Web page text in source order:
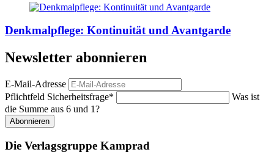
Denkmalpflege: Kontinuität und Avantgarde
Newsletter abonnieren
E-Mail-Adresse
Pflichtfeld Sicherheitsfrage*
Was ist
die Summe aus 6 und 1?
Abonnieren
Die Verlagsgruppe Kamprad